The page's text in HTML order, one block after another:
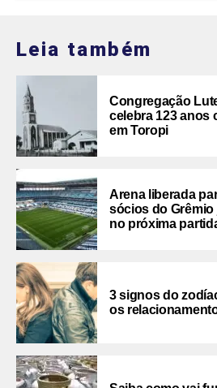
Leia também
Congregação
celebra 123 anos
em Toropi
Arena liberada
sócios do Grêmio
no próxima
3 signos do
os